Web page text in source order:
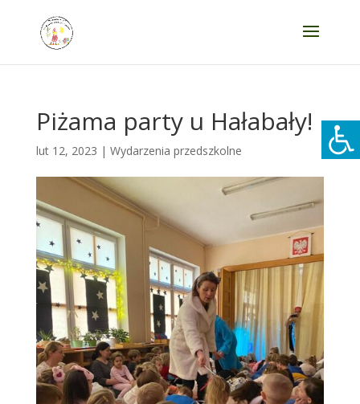
Piżama party u Hałabały!
lut 12, 2023 | Wydarzenia przedszkolne